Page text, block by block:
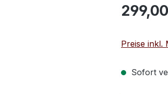
Regulärer
Preise inkl.
Sofort